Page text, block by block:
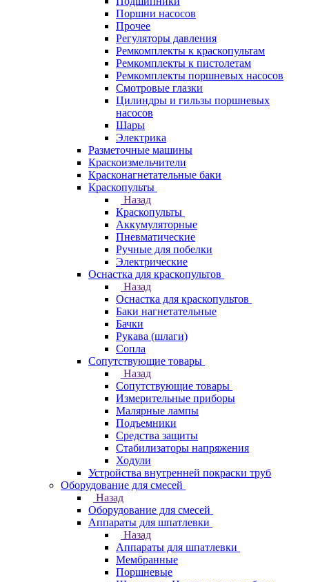
Поршни насосов
Прочее
Регуляторы давления
Ремкомплекты к краскопультам
Ремкомплекты к пистолетам
Ремкомплекты поршневых насосов
Смотровые глазки
Цилиндры и гильзы поршневых
насосов
Шары
Электрика
Разметочные машины
Краскоизмельчители
Красконагнетательные баки
Краскопульты
Назад
Краскопульты
Аккумуляторные
Пневматические
Ручные для побелки
Электрические
Оснастка для краскопультов
Назад
Оснастка для краскопультов
Баки нагнетательные
Бачки
Рукава (шлаги)
Сопла
Сопутствующие товары
Назад
Сопутствующие товары
Измерительные приборы
Малярные лампы
Подъемники
Средства защиты
Стабилизаторы напряжения
Ходули
Устройства внутренней покраски труб
Оборудование для смесей
Назад
Оборудование для смесей
Аппараты для шпатлевки
Назад
Аппараты для шпатлевки
Мембранные
Поршневые